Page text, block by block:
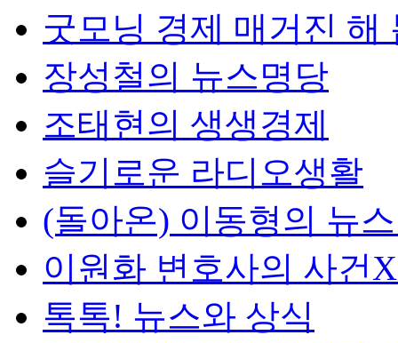
굿모닝 경제 매거진 해
장성철의 뉴스명당
조태현의 생생경제
슬기로운 라디오생활
(돌아온) 이동형의 뉴
이원화 변호사의 사건
톡톡! 뉴스와 상식